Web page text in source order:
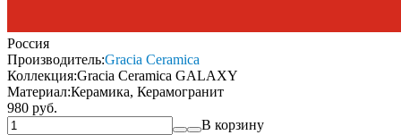
Россия
Производитель:Gracia Ceramica
Коллекция:Gracia Ceramica GALAXY
Материал:Керамика, Керамогранит
980 руб.
В корзину